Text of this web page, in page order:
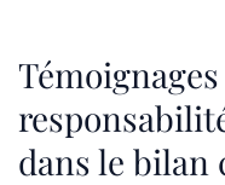
dans le bilan